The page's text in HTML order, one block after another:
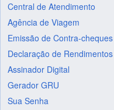
Central de Atendimento
Agência de Viagem
Emissão de Contra-cheques
Declaração de Rendimentos
Assinador Digital
Gerador GRU
Sua Senha